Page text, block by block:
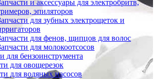
и аксессуары для электробритв,
эпиляторов
для зубных электрощеток и
для фенов, щипцов для волос
для молокоотсосов
для бензоинструмента
для овощерезок
для водяных насосов